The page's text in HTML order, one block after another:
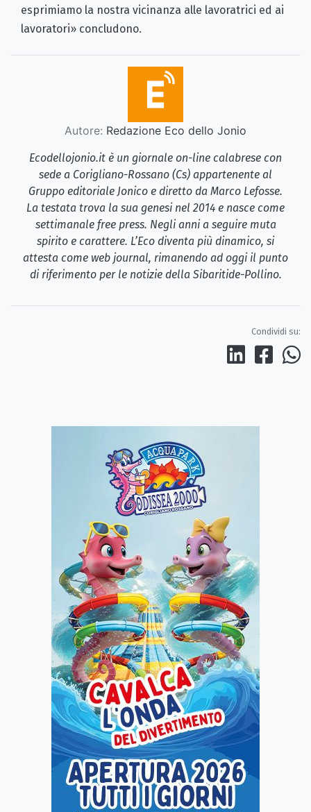
esprimiamo la nostra vicinanza alle lavoratrici ed ai
lavoratori» concludono.
Autore: Redazione Eco dello Jonio
Ecodellojonio.it è un giornale on-line calabrese con
sede a Corigliano-Rossano (Cs) appartenente al
Gruppo editoriale Jonico e diretto da Marco Lefosse.
La testata trova la sua genesi nel 2014 e nasce come
settimanale free press. Negli anni a seguire muta
spirito e carattere. L’Eco diventa più dinamico, si
attesta come web journal, rimanendo ad oggi il punto
di riferimento per le notizie della Sibaritide-Pollino.
Condividi su: